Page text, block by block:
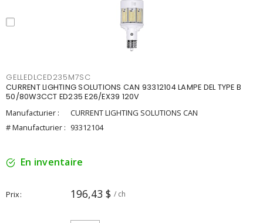
GELLEDLCED235M7SC
CURRENT LIGHTING SOLUTIONS CAN 93312104 LAMPE DEL TYPE B
50/80W3CCT ED235 E26/EX39 120V
Manufacturier :
CURRENT LIGHTING SOLUTIONS CAN
# Manufacturier : 93312104
En inventaire
Prix 196,43 $ / ch